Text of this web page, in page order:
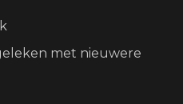
met nieuwere